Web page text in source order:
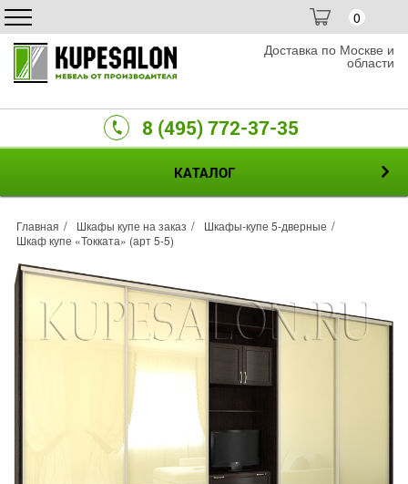
0
Доставка по Москве и
области
8 (495) 772-37-35
КАТАЛОГ
Главная Шкафы купе на заказ
Шкафы-купе 5-дверные
Шкаф купе «Токката» (арт 5-5)